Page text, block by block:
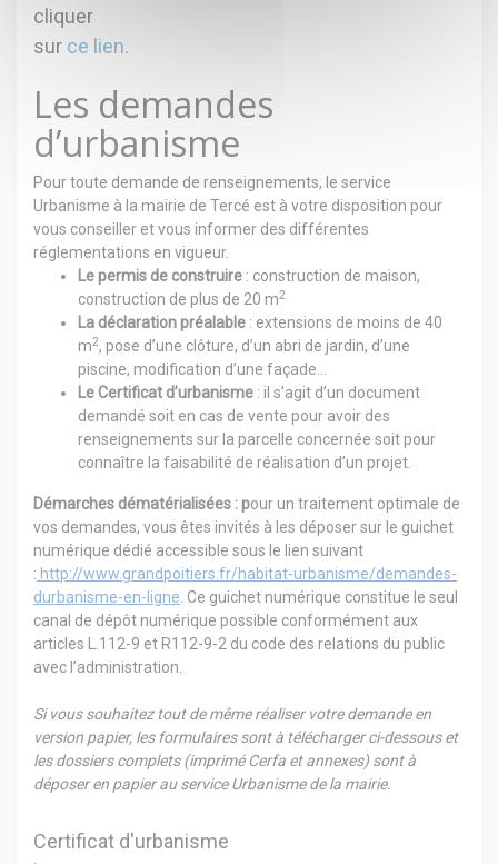
cliquer
sur ce lien.
Les demandes
d’urbanisme
Pour toute demande de renseignements, le service
Urbanisme à la mairie de Tercé est à votre disposition pour
vous conseiller et vous informer des différentes
réglementations en vigueur.
Le permis de construire : construction de maison,
construction de plus de 20 m2
La déclaration préalable : extensions de moins de 40
m2, pose d’une clôture, d’un abri de jardin, d’une
piscine, modification d’une façade…
Le Certificat d’urbanisme : il s’agit d’un document
demandé soit en cas de vente pour avoir des
renseignements sur la parcelle concernée soit pour
connaître la faisabilité de réalisation d’un projet.
Démarches dématérialisées : pour un traitement optimale de
vos demandes, vous êtes invités à les déposer sur le guichet
numérique dédié accessible sous le lien suivant
: http://www.grandpoitiers.fr/habitat-urbanisme/demandes-
durbanisme-en-ligne. Ce guichet numérique constitue le seul
canal de dépôt numérique possible conformément aux
articles L.112-9 et R112-9-2 du code des relations du public
avec l’administration.
Si vous souhaitez tout de même réaliser votre demande en
version papier, les formulaires sont à télécharger ci-dessous et
les dossiers complets (imprimé Cerfa et annexes) sont à
déposer en papier au service Urbanisme de la mairie.
Certificat d'urbanisme